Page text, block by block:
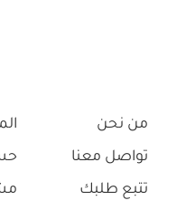
من نحن
تواصل معنا
تتبع طلبك